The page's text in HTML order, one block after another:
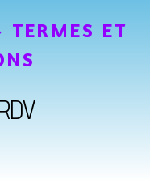
TERMES ET